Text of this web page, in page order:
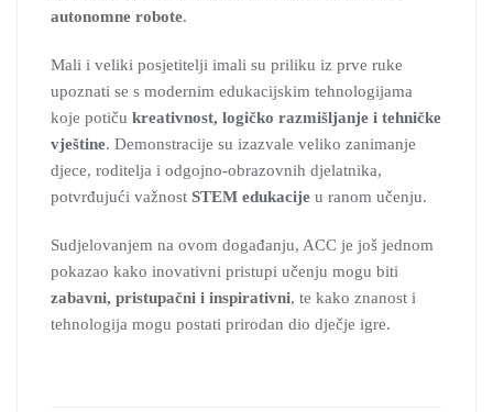
autonomne robote.
Mali i veliki posjetitelji imali su priliku iz prve ruke
upoznati se s modernim edukacijskim tehnologijama
koje potiču kreativnost, logičko razmišljanje i tehničke
vještine. Demonstracije su izazvale veliko zanimanje
djece, roditelja i odgojno-obrazovnih djelatnika,
potvrđujući važnost STEM edukacije u ranom učenju.
Sudjelovanjem na ovom događanju, ACC je još jednom
pokazao kako inovativni pristupi učenju mogu biti
zabavni, pristupačni i inspirativni, te kako znanost i
tehnologija mogu postati prirodan dio dječje igre.